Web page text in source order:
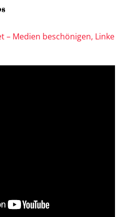
– Medien beschönigen, Linke